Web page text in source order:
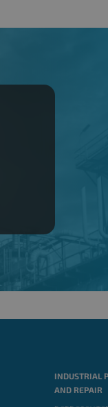
INDUSTRIAL
AND REPAIR